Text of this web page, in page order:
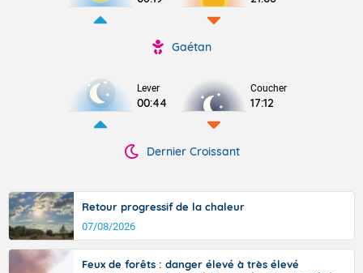
Gaétan
Lever
00:44
Coucher
17:12
Dernier Croissant
Retour progressif de la chaleur
07/08/2026
Feux de forêts : danger élevé à très élevé